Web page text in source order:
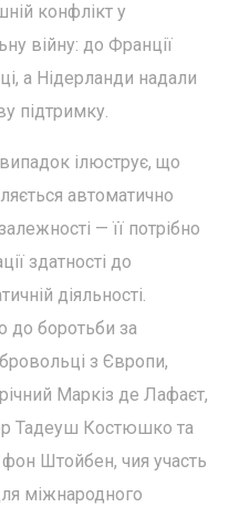
конфлікт у
війну: до Франції
а Нідерланди надали
підтримку.
ілюструє, що
автоматично
— її потрібно
здатності до
діяльності.
до боротьби за
з Європи,
Маркіз де Лафаєт,
Тадеуш Костюшко та
Штойбен, чия участь
міжнародного